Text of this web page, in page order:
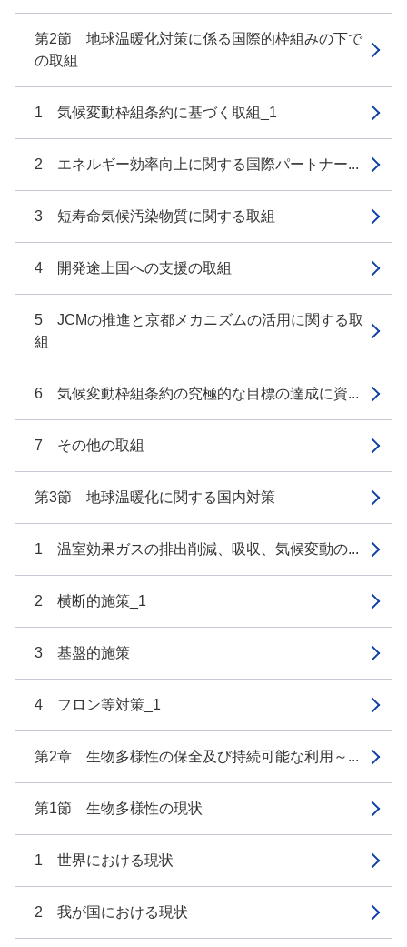
第2節 地球温暖化対策に係る国際的枠組みの下で
の取組
1 気候変動枠組条約に基づく取組_1
2 エネルギー効率向上に関する国際パートナー...
3 短寿命気候汚染物質に関する取組
4 開発途上国への支援の取組
5 JCMの推進と京都メカニズムの活用に関する取
組
6 気候変動枠組条約の究極的な目標の達成に資...
7 その他の取組
第3節 地球温暖化に関する国内対策
1 温室効果ガスの排出削減、吸収、気候変動の...
2 横断的施策_1
3 基盤的施策
4 フロン等対策_1
第2章 生物多様性の保全及び持続可能な利用～...
第1節 生物多様性の現状
1 世界における現状
2 我が国における現状